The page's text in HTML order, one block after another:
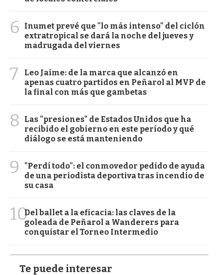
6
Inumet prevé que "lo más intenso" del ciclón
extratropical se dará la noche del jueves y
madrugada del viernes
7
Leo Jaime: de la marca que alcanzó en
apenas cuatro partidos en Peñarol al MVP de
la final con más que gambetas
8
Las "presiones" de Estados Unidos que ha
recibido el gobierno en este período y qué
diálogo se está manteniendo
9
"Perdí todo": el conmovedor pedido de ayuda
de una periodista deportiva tras incendio de
su casa
10Del ballet a la eficacia: las claves de la
goleada de Peñarol a Wanderers para
conquistar el Torneo Intermedio
Te puede interesar